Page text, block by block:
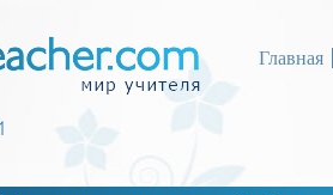
Главная